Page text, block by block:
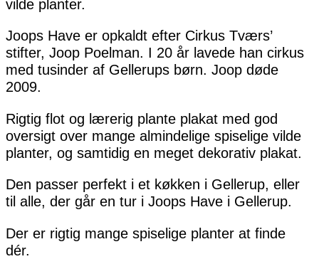
vilde planter.
Joops Have er opkaldt efter Cirkus Tværs’
stifter, Joop Poelman. I 20 år lavede han cirkus
med tusinder af Gellerups børn. Joop døde
2009.
Rigtig flot og lærerig plante plakat med god
oversigt over mange almindelige spiselige vilde
planter, og samtidig en meget dekorativ plakat.
Den passer perfekt i et køkken i Gellerup, eller
til alle, der går en tur i Joops Have i Gellerup.
Der er rigtig mange spiselige planter at finde
dér.